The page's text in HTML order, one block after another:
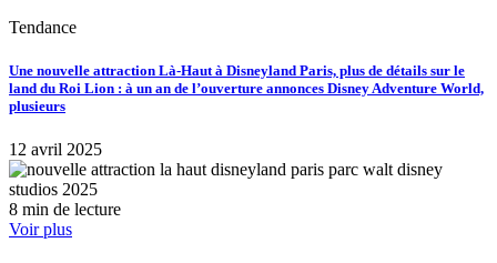
Tendance
Une nouvelle attraction Là-Haut à Disneyland Paris, plus de détails sur le
land du Roi Lion : à un an de l’ouverture annonces Disney Adventure World,
plusieurs
12 avril 2025
8 min de lecture
Voir plus